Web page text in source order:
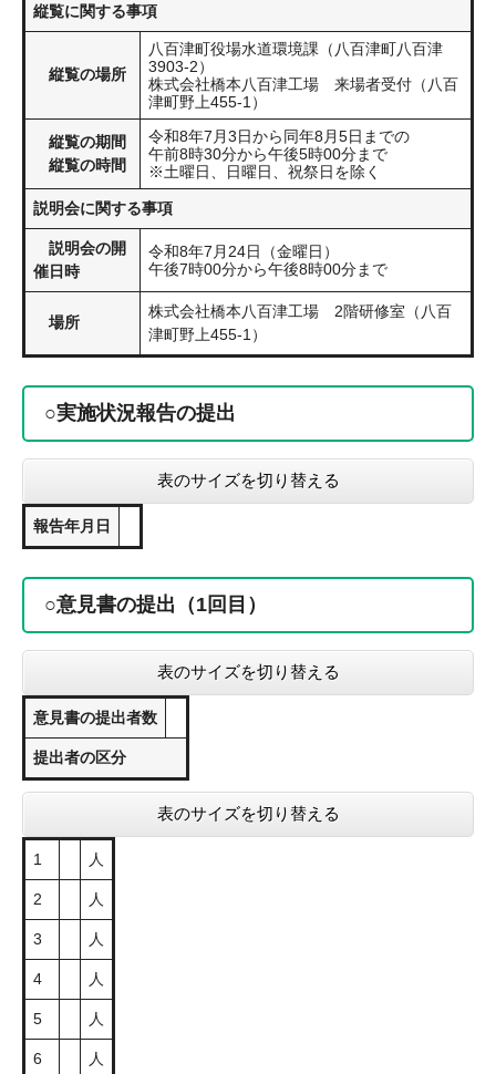
縦覧に関する事項
縦覧の場所
八百津町役場水道環境課（八百津町八百津
3903-2）
株式会社橋本八百津工場 来場者受付（八百
津町野上455-1）
縦覧の期間
縦覧の時間
令和8年7月3日から同年8月5日までの
午前8時30分から午後5時00分まで
※土曜日、日曜日、祝祭日を除く
説明会に関する事項
説明会の開
催日時
令和8年7月24日（金曜日）
午後7時00分から午後8時00分まで
場所
株式会社橋本八百津工場 2階研修室（八百
津町野上455-1）
○実施状況報告の提出
表のサイズを切り替える
報告年月日
○意見書の提出（1回目）
表のサイズを切り替える
意見書の提出者数
提出者の区分
表のサイズを切り替える
1 人
2 人
3 人
4 人
5 人
6 人